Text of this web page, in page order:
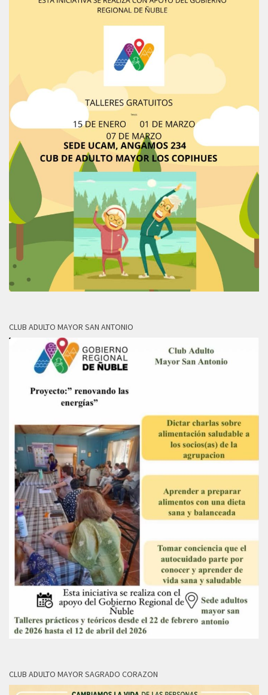
CLUB ADULTO MAYOR SAN ANTONIO
CLUB ADULTO MAYOR SAGRADO CORAZON